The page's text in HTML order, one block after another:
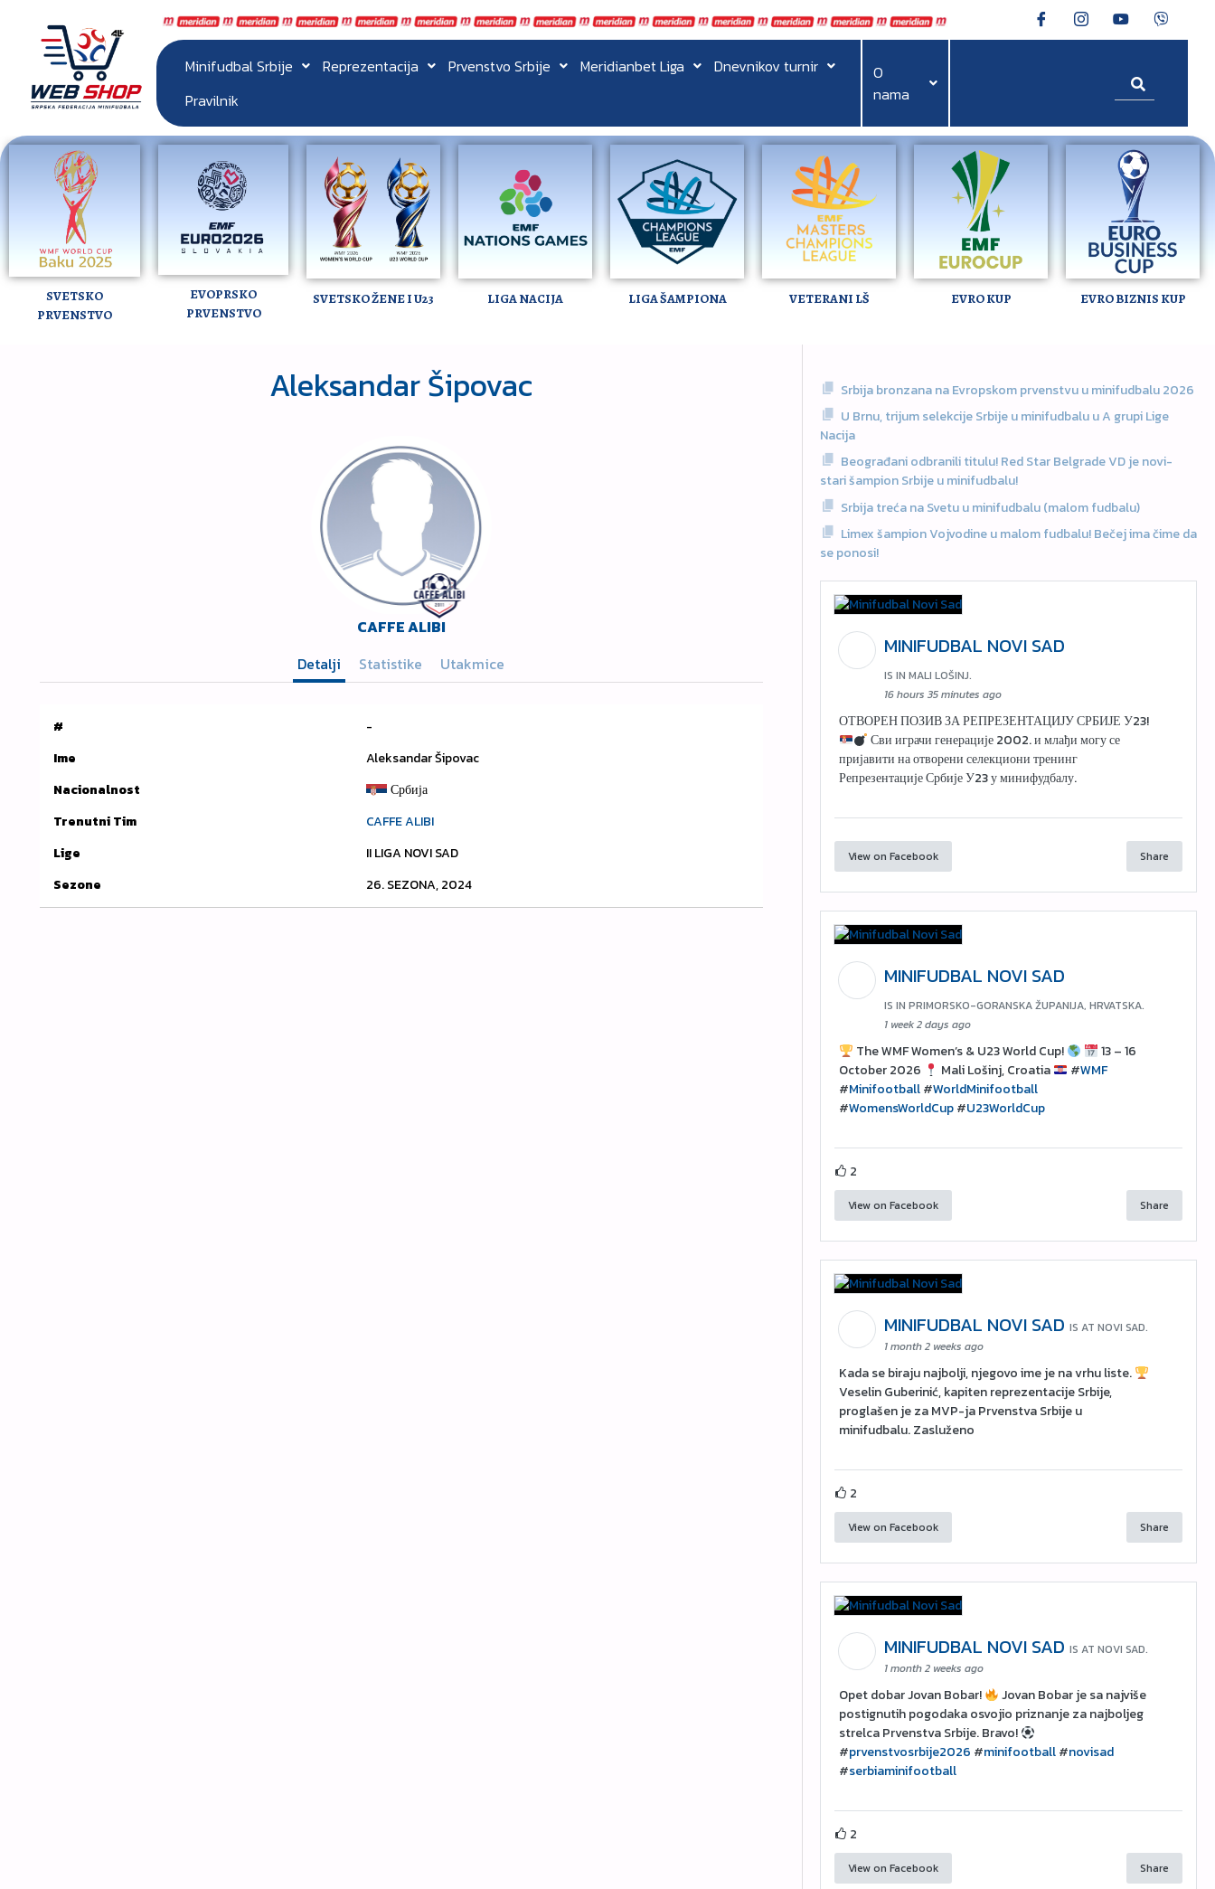
Minifudbal Srbije Reprezentacija Prvenstvo Srbije Meridianbet Liga
Dnevnikov turnir
Pravilnik
O
nama
SVETSKO
PRVENSTVO
EVOPRSKO
PRVENSTVO
SVETSKO ŽENE I U23 LIGA NACIJA LIGA ŠAMPIONA VETERANI LŠ EVRO KUP EVRO BIZNIS KUP
Aleksandar Šipovac
CAFFE ALIBI
Detalji
Statistike Utakmice
#
-
Ime
Aleksandar Šipovac
Nacionalnost
Србија
Trenutni Tim
CAFFE ALIBI
Lige
II LIGA NOVI SAD
Sezone
26. SEZONA, 2024
Srbija bronzana na Evropskom prvenstvu u minifudbalu 2026
U Brnu, trijum selekcije Srbije u minifudbalu u A grupi Lige
Nacija
Beograđani odbranili titulu! Red Star Belgrade VD je novi-
stari šampion Srbije u minifudbalu!
Srbija treća na Svetu u minifudbalu (malom fudbalu)
Limex šampion Vojvodine u malom fudbalu! Bečej ima čime da
se ponosi!
MINIFUDBAL NOVI SAD
IS IN MALI LOŠINJ.
16 hours 35 minutes ago
ОТВОРЕН ПОЗИВ ЗА РЕПРЕЗЕНТАЦИЈУ СРБИЈЕ У23!
Сви играчи генерације 2002. и млађи могу се
пријавити на отворени селекциони тренинг
Репрезентације Србије У23 у минифудбалу.
View on Facebook Share
MINIFUDBAL NOVI SAD
IS IN PRIMORSKO-GORANSKA ŽUPANIJA, HRVATSKA.
1 week 2 days ago
The WMF Women’s & U23 World Cup!
13 – 16
October 2026
Mali Lošinj, Croatia #WMF
#Minifootball#WorldMinifootball
#WomensWorldCup#U23WorldCup
2
View on Facebook Share
MINIFUDBAL NOVI SADIS AT NOVI SAD.
1 month 2 weeks ago
Kada se biraju najbolji, njegovo ime je na vrhu liste.
Veselin Guberinić, kapiten reprezentacije Srbije,
proglašen je za MVP-ja Prvenstva Srbije u
minifudbalu. Zasluženo
2
View on Facebook Share
MINIFUDBAL NOVI SADIS AT NOVI SAD.
1 month 2 weeks ago
Opet dobar Jovan Bobar!
Jovan Bobar je sa najviše
postignutih pogodaka osvojio priznanje za najboljeg
strelca Prvenstva Srbije. Bravo!
#prvenstvosrbije2026 #minifootball#novisad
#serbiaminifootball
2
View on Facebook Share